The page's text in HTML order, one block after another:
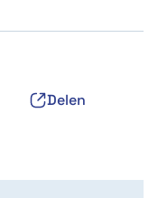
Delen